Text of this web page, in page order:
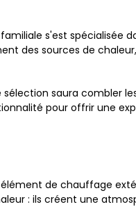
s'est spécialisée
des sources de
saura combler
pour offrir une
de chauffage
: ils créent une